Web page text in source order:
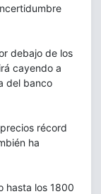
debajo de los
cayendo a
del banco
récord
ha
hasta los 1800